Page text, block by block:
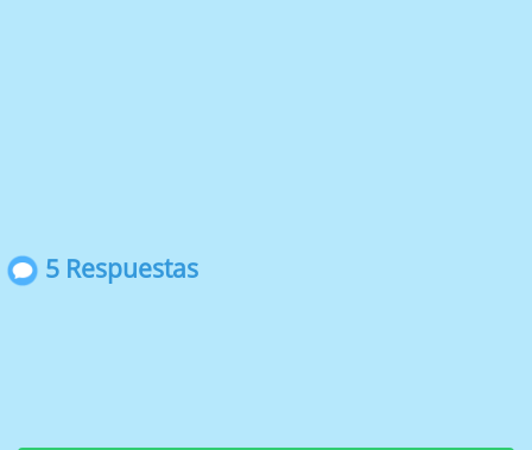
5 Respuestas